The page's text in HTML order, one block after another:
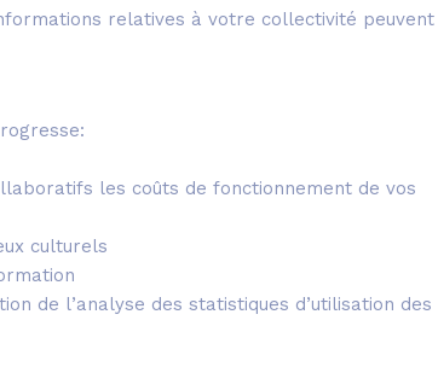
relatives à votre collectivité peuvent
les coûts de fonctionnement de vos
culturels
de l’analyse des statistiques d’utilisation des